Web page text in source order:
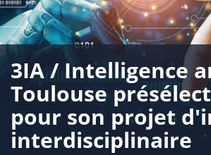
3IA / Intelligence
Toulouse
pour son projet
interdisciplinaire